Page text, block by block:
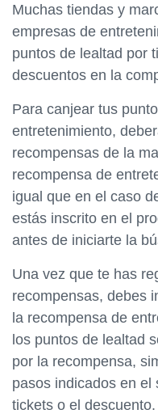
Muchas tiendas y
empresas de
puntos de lealtad por
descuentos en la
Para canjear tus
entretenimiento,
recompensas de la
recompensa de
igual que en el caso
estás inscrito en el
antes de iniciarte la
Una vez que te has
recompensas, debes
la recompensa de
los puntos de lealtad
por la recompensa,
pasos indicados en el
tickets o el descuento.